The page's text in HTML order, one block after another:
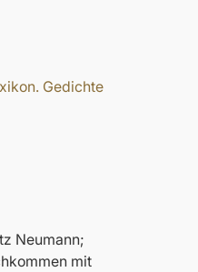
Gedichte
Neumann;
mit